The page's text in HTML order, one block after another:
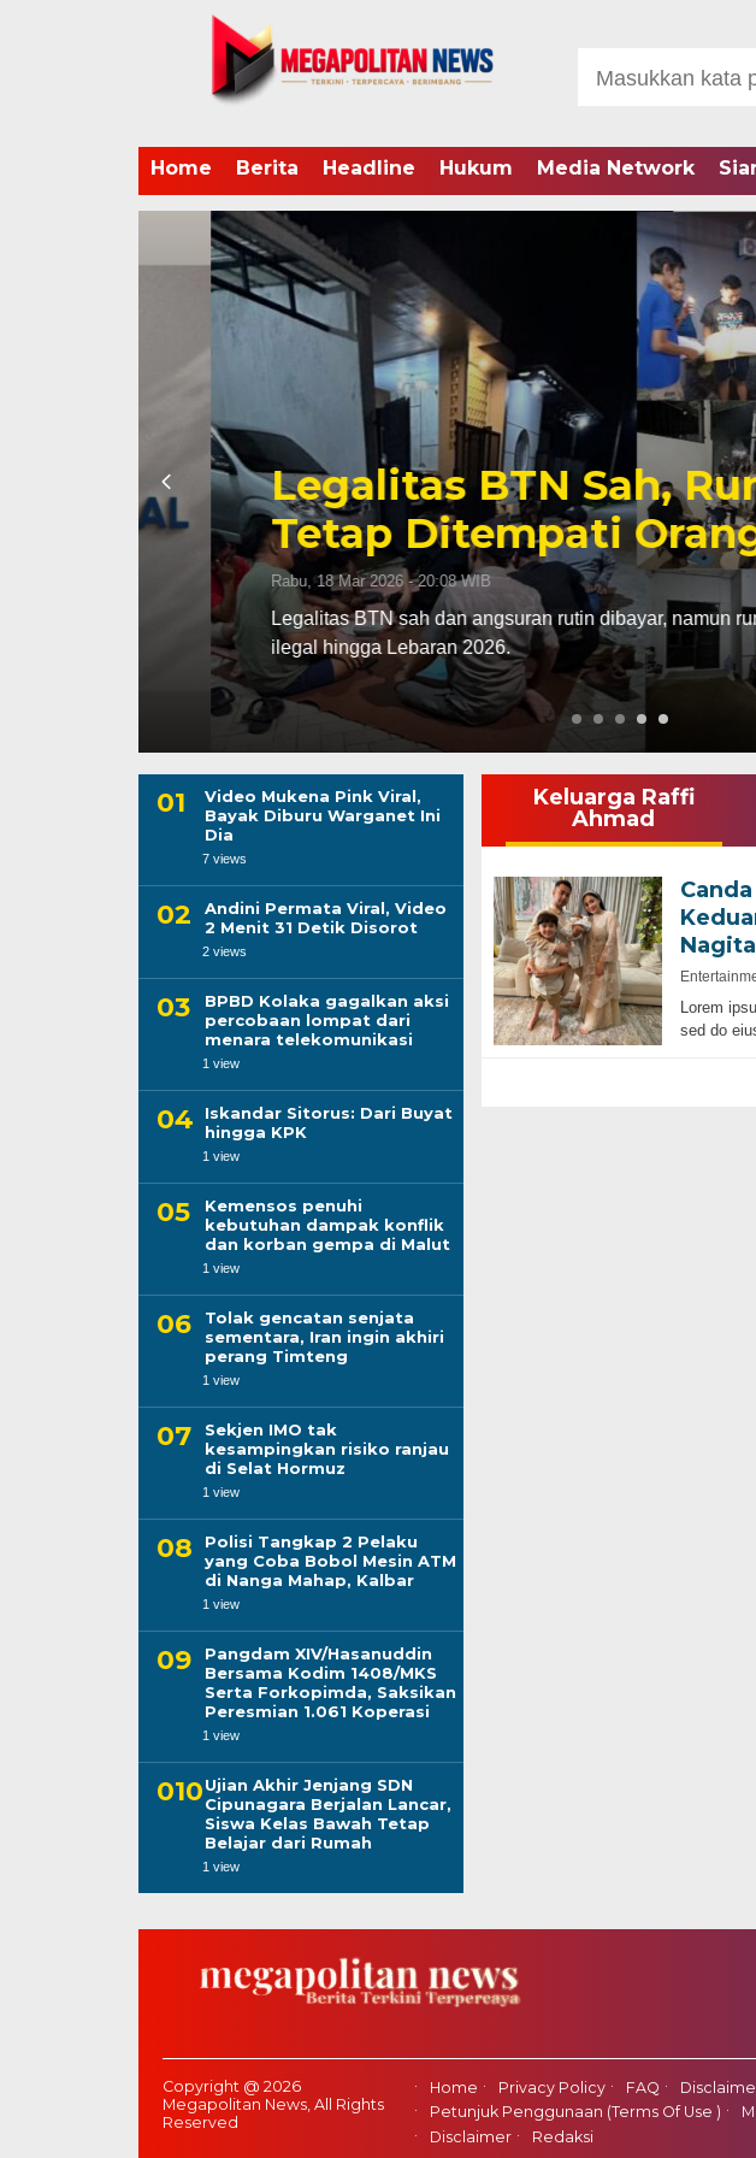
Home Berita Headline Hukum Media Network
Legalitas BTN Sah,
Tetap Ditempati
Rabu, 18 Mar 2026 - 20:08 WIB
Legalitas BTN sah dan angsuran rutin dibayar, namun rumah di
ilegal hingga Lebaran 2026.
Video Mukena Pink Viral,
Bayak Diburu Warganet Ini
Dia
7 views
Andini Permata Viral, Video
2 Menit 31 Detik Disorot
2 views
BPBD Kolaka gagalkan aksi
percobaan lompat dari
menara telekomunikasi
1 view
Iskandar Sitorus: Dari Buyat
hingga KPK
1 view
Kemensos penuhi
kebutuhan dampak konflik
dan korban gempa di Malut
1 view
Tolak gencatan senjata
sementara, Iran ingin akhiri
perang Timteng
1 view
Sekjen IMO tak
kesampingkan risiko ranjau
di Selat Hormuz
1 view
Polisi Tangkap 2 Pelaku
yang Coba Bobol Mesin ATM
di Nanga Mahap, Kalbar
1 view
Pangdam XIV/Hasanuddin
Bersama Kodim 1408/MKS
Serta Forkopimda, Saksikan
Peresmian 1.061 Koperasi
1 view
Ujian Akhir Jenjang SDN
Cipunagara Berjalan Lancar,
Siswa Kelas Bawah Tetap
Belajar dari Rumah
1 view
Keluarga Raffi
Ahmad
Lorem
sed do
Copyright @ 2026
Megapolitan News, All Rights
Reserved
Home Privacy Policy FAQ
Petunjuk Penggunaan (Terms Of Use )
Disclaimer
Redaksi